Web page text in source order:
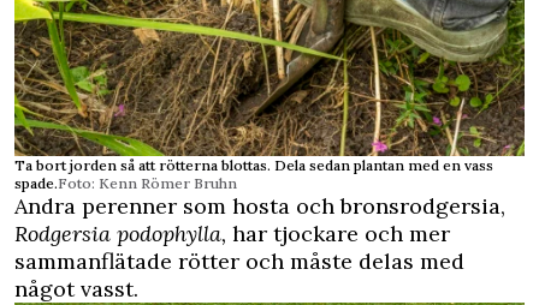
Ta bort jorden så att rötterna blottas. Dela sedan plantan med en vass
spade.Foto: Kenn Römer Bruhn
Andra perenner som hosta och bronsrodgersia,
Rodgersia podophylla, har tjockare och mer
sammanflätade rötter och måste delas med
något vasst.